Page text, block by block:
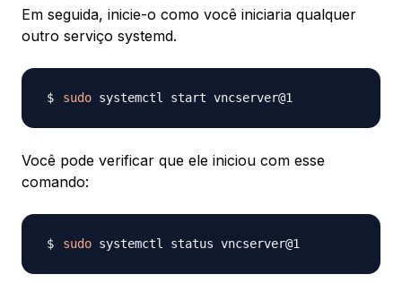
Em seguida, inicie-o como você iniciaria qualquer
outro serviço systemd.
sudo
Você pode verificar que ele iniciou com esse
comando:
sudo